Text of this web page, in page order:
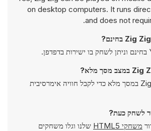
on desktop computers. It runs
and does not
כן, ניתן לשחק בZig Zig במסך מלא כדי לקבל חוויה אימרסיבית
לשחק כעת?
משחקי HTML5
שלנו וגלו משחקים